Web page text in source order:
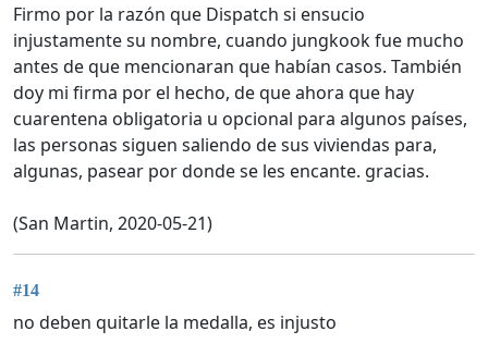
Firmo por la razón que Dispatch si ensucio
injustamente su nombre, cuando jungkook fue mucho
antes de que mencionaran que habían casos. También
doy mi firma por el hecho, de que ahora que hay
cuarentena obligatoria u opcional para algunos países,
las personas siguen saliendo de sus viviendas para,
algunas, pasear por donde se les encante. gracias.
(San Martin, 2020-05-21)
#14
no deben quitarle la medalla, es injusto